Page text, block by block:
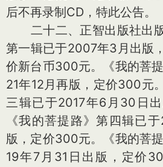
后不再录制CD，特此公告。
二十二、正智出版社出版
第一辑已于2007年3月出版
价新台币300元。《我的菩
21年12月再版，定价300元
三辑已于2017年6月30日
《我的菩提路》第四辑已
版，定价300元。《我的菩
19年7月31日出版，定价